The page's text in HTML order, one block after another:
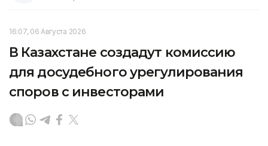
16:07, 06 Августа 2026
В Казахстане создадут комиссию
для досудебного урегулирования
споров с инвесторами